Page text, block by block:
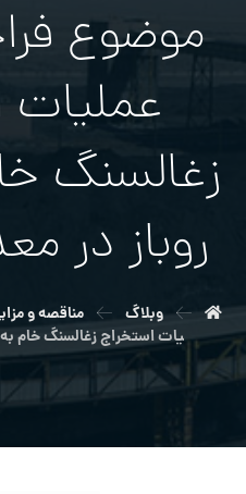
موضوع
عملیات
زغالسنگ
روباز در
وبلاگ مناقصه و
یات استخراج زغالسنگ خام